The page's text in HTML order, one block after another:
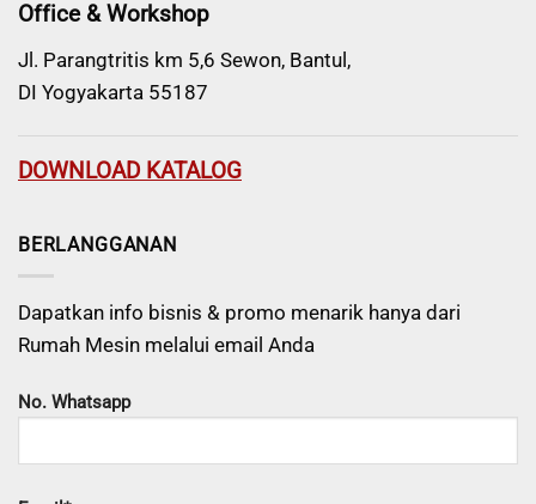
Office & Workshop
Jl. Parangtritis km 5,6 Sewon, Bantul,
DI Yogyakarta 55187
DOWNLOAD KATALOG
BERLANGGANAN
Dapatkan info bisnis & promo menarik hanya dari
Rumah Mesin melalui email Anda
No. Whatsapp